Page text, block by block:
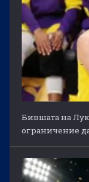
Бившата на
ограничение